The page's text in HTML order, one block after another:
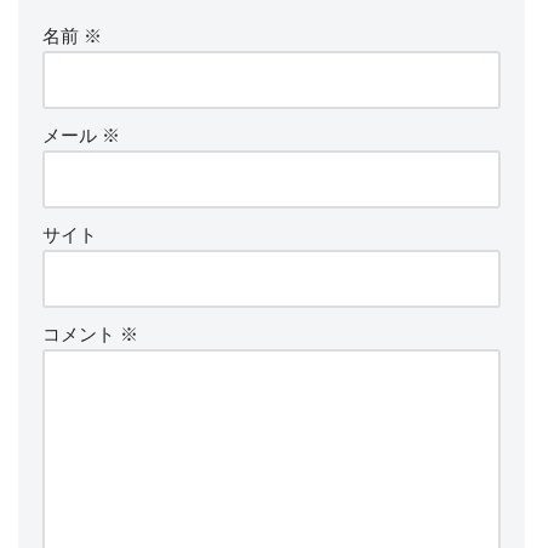
名前 ※
メール ※
サイト
コメント ※